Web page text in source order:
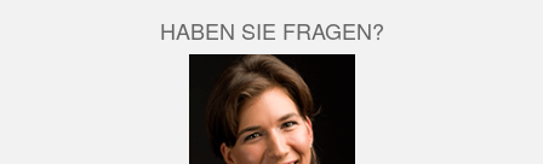
HABEN SIE FRAGEN?